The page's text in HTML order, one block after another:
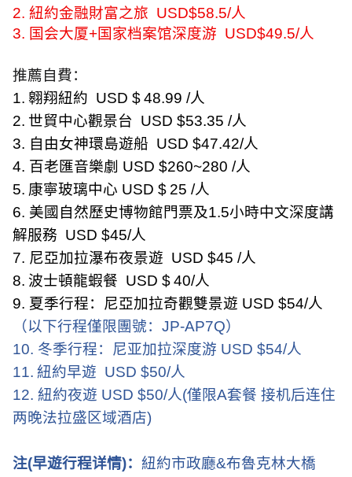
2. 紐約金融財富之旅 USD$58.5/人
3. 国会大厦+国家档案馆深度游 USD$49.5/人
推薦自費：
1. 翱翔紐約 USD $48.99 /人
2. 世貿中心觀景台 USD $53.35 /人
3. 自由女神環島遊船 USD $47.42/人
4. 百老匯音樂劇 USD $260~280 /人
5. 康寧玻璃中心 USD $ 25 /人
6. 美國自然歷史博物館門票及1.5小時中文深度講
解服務 USD $45/人
7. 尼亞加拉瀑布夜景遊 USD $45 /人
8. 波士頓龍蝦餐 USD $40/人
9. 夏季行程：尼亞加拉奇觀雙景遊 USD $54/人
（以下行程僅限團號： JP-AP7Q）
10. 冬季行程：尼亚加拉深度游 USD $54/人
11. 紐約早遊 USD $50/人
12. 紐約夜遊 USD $50/人(僅限A套餐 接机后连住
两晚法拉盛区域酒店)
注(早遊行程详情)： 紐約市政廳&布魯克林大橋